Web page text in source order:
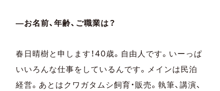
―お名前、年齢、ご職業は？
春日晴樹と申します！40歳。自由人です。いーっぱ
いいろんな仕事をしているんです。メインは民泊
経営。あとはクワガタムシ飼育・販売。執筆、講演、